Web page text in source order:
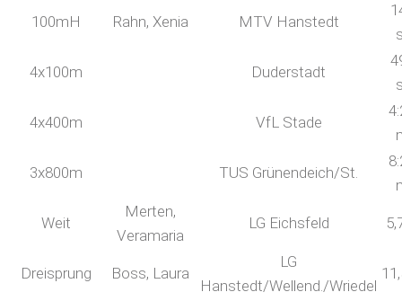
100mH Rahn, Xenia MTV Hanstedt
4x100m Duderstadt
4x400m VfL Stade
3x800m TUS Grünendeich/St.
Weit
Merten,
Veramaria
LG Eichsfeld
Dreisprung Boss, Laura
LG
Hanstedt/Wellend./Wriedel